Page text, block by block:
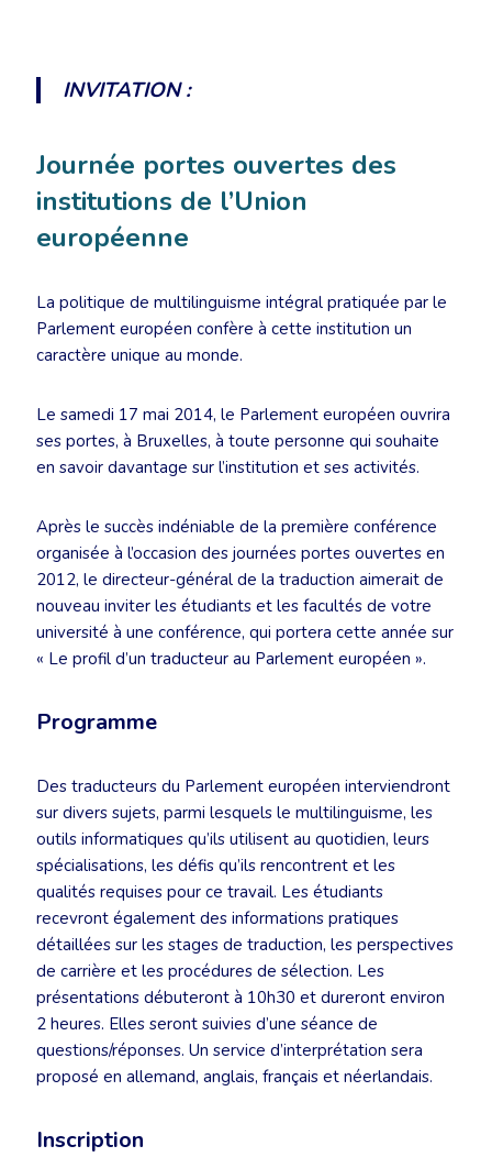
INVITATION :
Journée portes ouvertes des
institutions de l’Union
européenne
La politique de multilinguisme intégral pratiquée par le
Parlement européen confère à cette institution un
caractère unique au monde.
Le samedi 17 mai 2014, le Parlement européen ouvrira
ses portes, à Bruxelles, à toute personne qui souhaite
en savoir davantage sur l’institution et ses activités.
Après le succès indéniable de la première conférence
organisée à l’occasion des journées portes ouvertes en
2012, le directeur-général de la traduction aimerait de
nouveau inviter les étudiants et les facultés de votre
université à une conférence, qui portera cette année sur
« Le profil d’un traducteur au Parlement européen ».
Programme
Des traducteurs du Parlement européen interviendront
sur divers sujets, parmi lesquels le multilinguisme, les
outils informatiques qu’ils utilisent au quotidien, leurs
spécialisations, les défis qu’ils rencontrent et les
qualités requises pour ce travail. Les étudiants
recevront également des informations pratiques
détaillées sur les stages de traduction, les perspectives
de carrière et les procédures de sélection. Les
présentations débuteront à 10h30 et dureront environ
2 heures. Elles seront suivies d’une séance de
questions/réponses. Un service d’interprétation sera
proposé en allemand, anglais, français et néerlandais.
Inscription